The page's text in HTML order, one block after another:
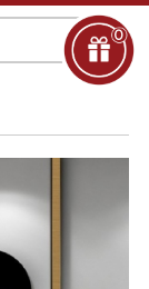
0